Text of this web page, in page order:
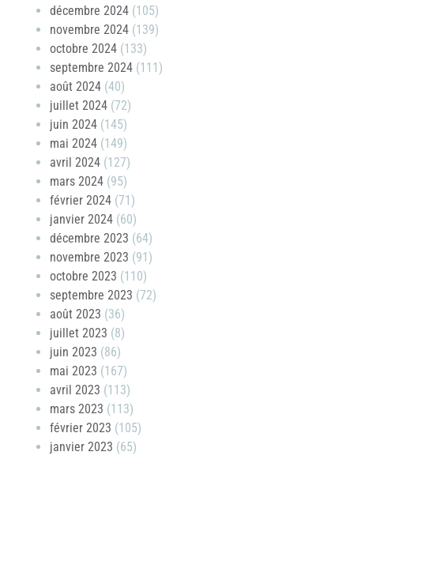
décembre 2024 (105)
novembre 2024 (139)
octobre 2024 (133)
septembre 2024 (111)
août 2024 (40)
juillet 2024 (72)
juin 2024 (145)
mai 2024 (149)
avril 2024 (127)
mars 2024 (95)
février 2024 (71)
janvier 2024 (60)
décembre 2023 (64)
novembre 2023 (91)
octobre 2023 (110)
septembre 2023 (72)
août 2023 (36)
juillet 2023 (8)
juin 2023 (86)
mai 2023 (167)
avril 2023 (113)
mars 2023 (113)
février 2023 (105)
janvier 2023 (65)